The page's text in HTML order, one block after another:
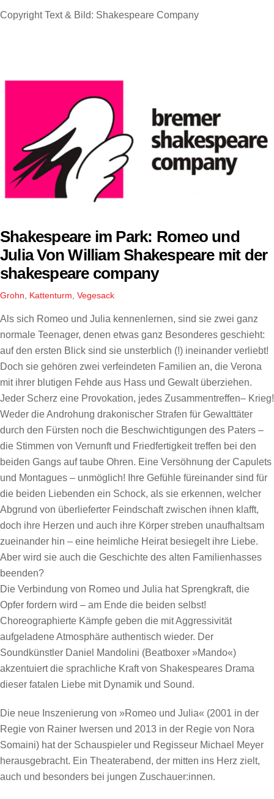
Copyright Text & Bild: Shakespeare Company
Shakespeare im Park: Romeo und
Julia Von William Shakespeare mit der
shakespeare company
Grohn Kattenturm Vegesack
Als sich Romeo und Julia kennenlernen, sind sie zwei ganz
normale Teenager, denen etwas ganz Besonderes geschieht:
auf den ersten Blick sind sie unsterblich (!) ineinander verliebt!
Doch sie gehören zwei verfeindeten Familien an, die Verona
mit ihrer blutigen Fehde aus Hass und Gewalt überziehen.
Jeder Scherz eine Provokation, jedes Zusammentreffen– Krieg!
Weder die Androhung drakonischer Strafen für Gewalttäter
durch den Fürsten noch die Beschwichtigungen des Paters –
die Stimmen von Vernunft und Friedfertigkeit treffen bei den
beiden Gangs auf taube Ohren. Eine Versöhnung der Capulets
und Montagues – unmöglich! Ihre Gefühle füreinander sind für
die beiden Liebenden ein Schock, als sie erkennen, welcher
Abgrund von überlieferter Feindschaft zwischen ihnen klafft,
doch ihre Herzen und auch ihre Körper streben unaufhaltsam
zueinander hin – eine heimliche Heirat besiegelt ihre Liebe.
Aber wird sie auch die Geschichte des alten Familienhasses
beenden?
Die Verbindung von Romeo und Julia hat Sprengkraft, die
Opfer fordern wird – am Ende die beiden selbst!
Choreographierte Kämpfe geben die mit Aggressivität
aufgeladene Atmosphäre authentisch wieder. Der
Soundkünstler Daniel Mandolini (Beatboxer »Mando«)
akzentuiert die sprachliche Kraft von Shakespeares Drama
dieser fatalen Liebe mit Dynamik und Sound.
Die neue Inszenierung von »Romeo und Julia« (2001 in der
Regie von Rainer Iwersen und 2013 in der Regie von Nora
Somaini) hat der Schauspieler und Regisseur Michael Meyer
herausgebracht. Ein Theaterabend, der mitten ins Herz zielt,
auch und besonders bei jungen Zuschauer:innen.